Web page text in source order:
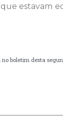
estavam
no boletim desta